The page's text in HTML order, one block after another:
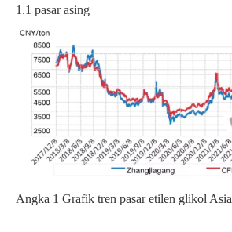
1.1 pasar asing
Angka 1 Grafik tren pasar etilen glikol Asia